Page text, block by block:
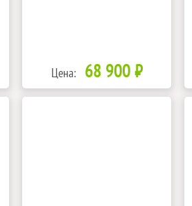
Цена: 68 900 ₽